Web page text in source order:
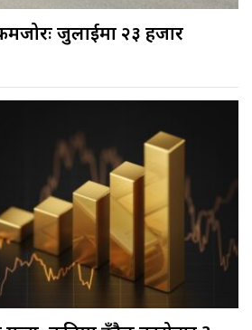
जुलाईमा २३ हजार